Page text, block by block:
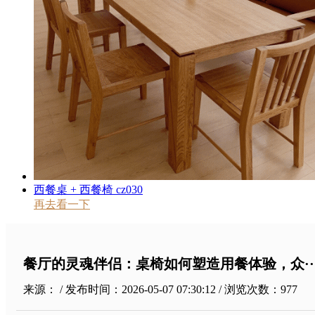
西餐桌 + 西餐椅 cz030
再去看一下
餐厅的灵魂伴侣：桌椅如何塑造用餐体验，众
来源： / 发布时间：2026-05-07 07:30:12 / 浏览次数： 977